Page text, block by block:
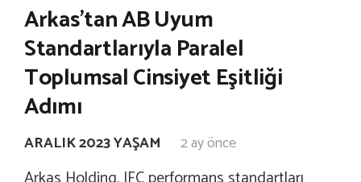
Arkas’tan AB Uyum
Standartlarıyla Paralel
Toplumsal Cinsiyet Eşitliği
Adımı
ARALIK 2023 YAŞAM 2 ay önce